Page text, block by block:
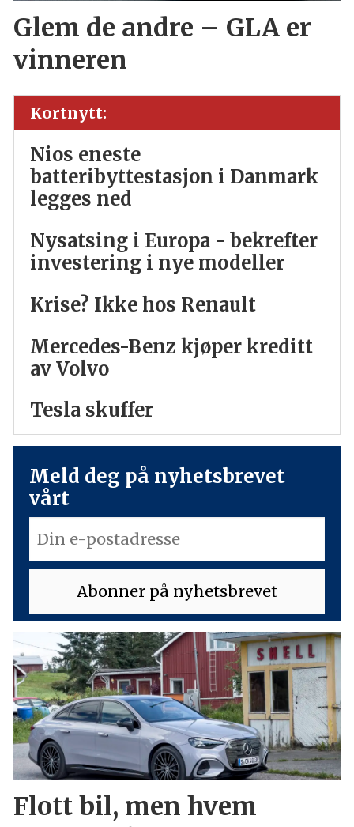
Glem de andre – GLA er
vinneren
Kortnytt:
Nios eneste
batteribyttestasjon i Danmark
legges ned
Nysatsing i Europa - bekrefter
investering i nye modeller
Krise? Ikke hos Renault
Mercedes-Benz kjøper kreditt
av Volvo
Tesla skuffer
Meld deg på nyhetsbrevet
vårt
Flott bil, men hvem